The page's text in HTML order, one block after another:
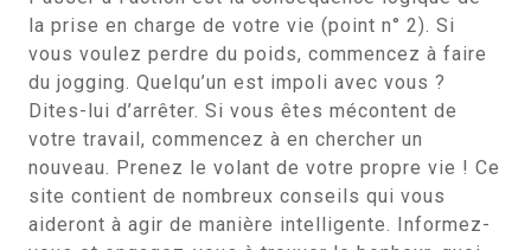
la prise en charge de votre vie (point n° 2). Si
vous voulez perdre du poids, commencez à faire
du jogging. Quelqu’un est impoli avec vous ?
Dites-lui d’arrêter. Si vous êtes mécontent de
votre travail, commencez à en chercher un
nouveau. Prenez le volant de votre propre vie ! Ce
site contient de nombreux conseils qui vous
aideront à agir de manière intelligente. Informez-